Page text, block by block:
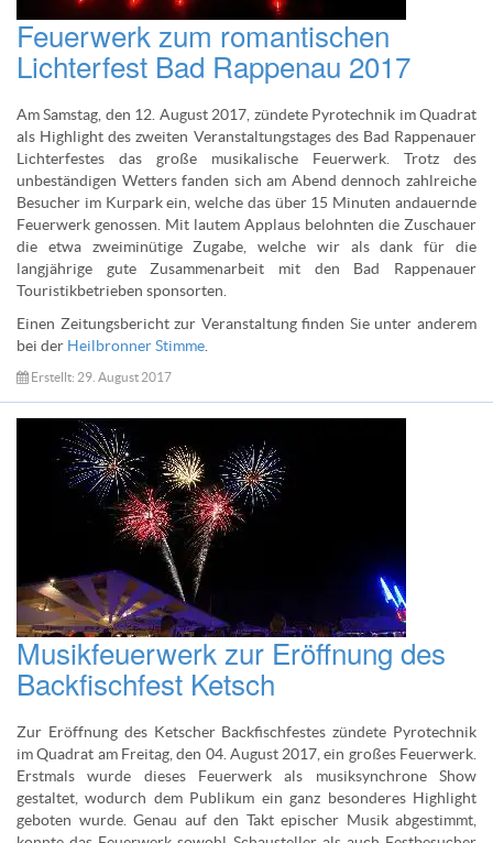
Feuerwerk zum romantischen
Lichterfest Bad Rappenau 2017
Am Samstag, den 12. August 2017, zündete Pyrotechnik im Quadrat
als Highlight des zweiten Veranstaltungstages des Bad Rappenauer
Lichterfestes das große musikalische Feuerwerk. Trotz des
unbeständigen Wetters fanden sich am Abend dennoch zahlreiche
Besucher im Kurpark ein, welche das über 15 Minuten andauernde
Feuerwerk genossen. Mit lautem Applaus belohnten die Zuschauer
die etwa zweiminütige Zugabe, welche wir als dank für die
langjährige gute Zusammenarbeit mit den Bad Rappenauer
Touristikbetrieben sponsorten.
Einen Zeitungsbericht zur Veranstaltung finden Sie unter anderem
bei der Heilbronner Stimme
Erstellt: 29. August 2017
Musikfeuerwerk zur Eröffnung des
Backfischfest Ketsch
Zur Eröffnung des Ketscher Backfischfestes zündete Pyrotechnik
im Quadrat am Freitag, den 04. August 2017, ein großes Feuerwerk.
Erstmals wurde dieses Feuerwerk als musiksynchrone Show
gestaltet, wodurch dem Publikum ein ganz besonderes Highlight
geboten wurde. Genau auf den Takt epischer Musik abgestimmt,